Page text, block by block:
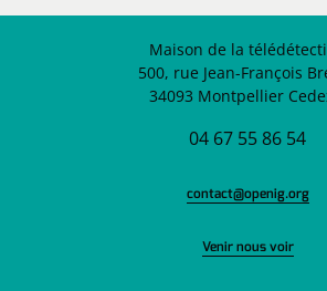
Maison de la
500, rue Jean-François
34093 Montpellier
04 67 55 86 54
contact@openig.org
Venir nous voir